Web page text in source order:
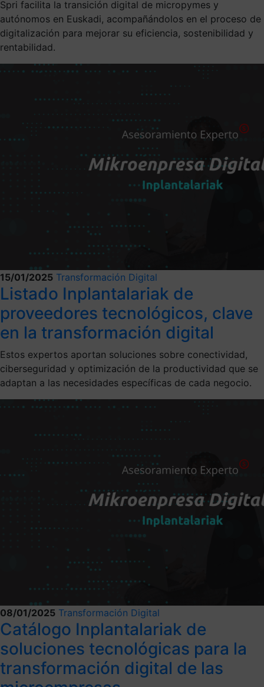
Spri facilita la transición digital de micropymes y
autónomos en Euskadi, acompañándolos en el proceso de
digitalización para mejorar su eficiencia, sostenibilidad y
rentabilidad.
15/01/2025 Transformación Digital
Listado Inplantalariak de
proveedores tecnológicos, clave
en la transformación digital
Estos expertos aportan soluciones sobre conectividad,
ciberseguridad y optimización de la productividad que se
adaptan a las necesidades específicas de cada negocio.
08/01/2025 Transformación Digital
Catálogo Inplantalariak de
soluciones tecnológicas para la
transformación digital de las